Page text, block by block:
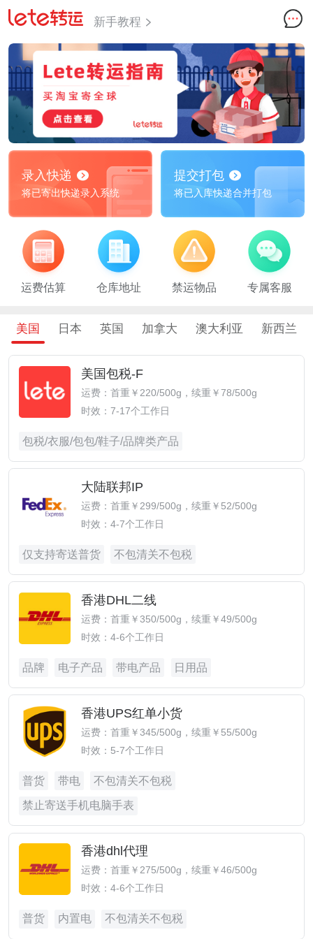
新手教程
录入快递
将已寄出快递录入系统
提交打包
将已入库快递合并打包
运费估算 仓库地址 禁运物品 专属客服
美国 日本 英国 加拿大 澳大利亚 新西兰
美国包税-F
运费：首重￥220/500g，续重￥78/500g
时效：7-17个工作日
包税/衣服/包包/鞋子/品牌类产品
大陆联邦IP
运费：首重￥299/500g，续重￥52/500g
时效：4-7个工作日
仅支持寄送普货 不包清关不包税
香港DHL二线
运费：首重￥350/500g，续重￥49/500g
时效：4-6个工作日
品牌 电子产品 带电产品 日用品
香港UPS红单小货
运费：首重￥345/500g，续重￥55/500g
时效：5-7个工作日
普货 带电 不包清关不包税
禁止寄送手机电脑手表
香港dhl代理
运费：首重￥275/500g，续重￥46/500g
时效：4-6个工作日
普货 内置电 不包清关不包税